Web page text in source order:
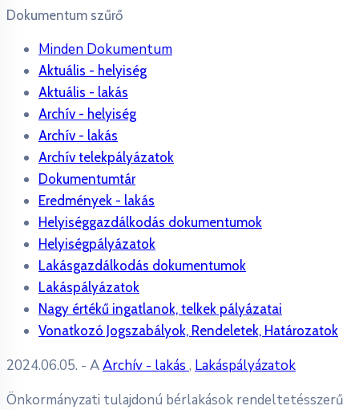
Dokumentum szűrő
Minden Dokumentum
Aktuális - helyiség
Aktuális - lakás
Archív - helyiség
Archív - lakás
Archív telekpályázatok
Dokumentumtár
Eredmények - lakás
Helyiséggazdálkodás dokumentumok
Helyiségpályázatok
Lakásgazdálkodás dokumentumok
Lakáspályázatok
Nagy értékű ingatlanok, telkek pályázatai
Vonatkozó Jogszabályok, Rendeletek, Határozatok
2024.06.05. - AArchív - lakás , Lakáspályázatok
Önkormányzati tulajdonú bérlakások rendeltetésszerű